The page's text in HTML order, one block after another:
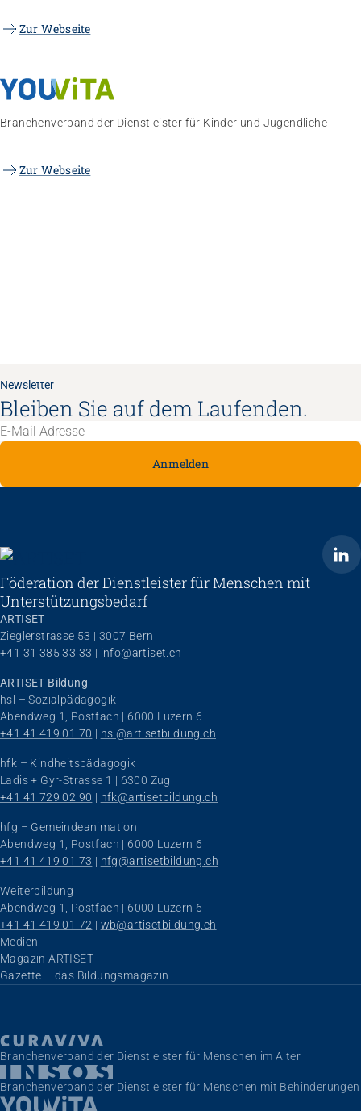
Zur Webseite
Branchenverband der Dienstleister für Kinder und Jugendliche
Zur Webseite
Newsletter
Bleiben Sie auf dem Laufenden.
Anmelden
ARTISET
Föderation der Dienstleister für Menschen mit
Unterstützungsbedarf
ARTISET
Zieglerstrasse 53 | 3007 Bern
+41 31 385 33 33 | info@artiset.ch
ARTISET Bildung
hsl – Sozialpädagogik
Abendweg 1, Postfach | 6000 Luzern 6
+41 41 419 01 70 | hsl@artisetbildung.ch
hfk – Kindheitspädagogik
Ladis + Gyr-Strasse 1 | 6300 Zug
+41 41 729 02 90 | hfk@artisetbildung.ch
hfg – Gemeindeanimation
Abendweg 1, Postfach | 6000 Luzern 6
+41 41 419 01 73 | hfg@artisetbildung.ch
Weiterbildung
Abendweg 1, Postfach | 6000 Luzern 6
+41 41 419 01 72 | wb@artisetbildung.ch
Navigation überspringen
Medien
Magazin ARTISET
Gazette – das Bildungsmagazin
Branchenverband der Dienstleister für Menschen im Alter
Branchenverband der Dienstleister für Menschen mit Behinderungen